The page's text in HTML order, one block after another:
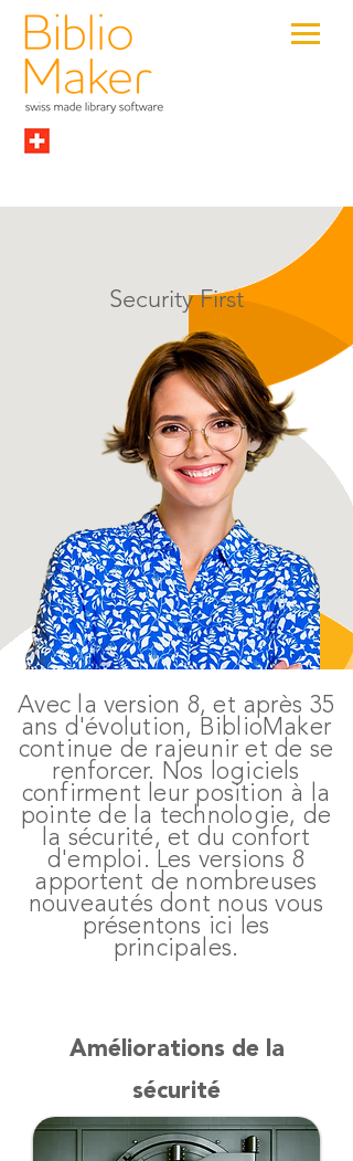
Security First
Avec la version 8, et après 35
ans d'évolution, BiblioMaker
continue de rajeunir et de se
renforcer. Nos logiciels
confirment leur position à la
pointe de la technologie, de
la sécurité, et du confort
d'emploi. Les versions 8
apportent de nombreuses
nouveautés dont nous vous
présentons ici les
principales.
Améliorations de la
sécurité